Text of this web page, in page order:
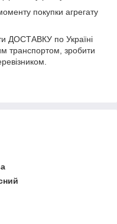
покупки агрегату
ДОСТАВКУ по Україні
транспортом, зробити